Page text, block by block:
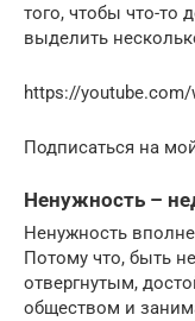
того, чтобы что-то
выделить
https://youtube.com/
Подписаться на
Ненужность –
Ненужность
Потому что, быть
отвергнутым,
обществом и